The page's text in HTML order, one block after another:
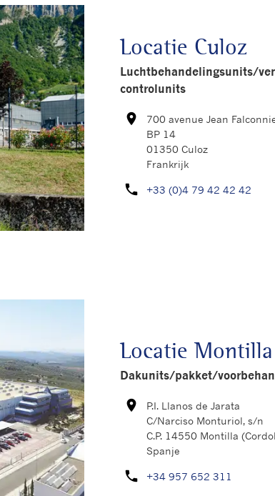
Locatie Culoz
Luchtbehandelingsunits/
controlunits
roomKaart
700 avenue Jean
BP 14
01350 Culoz
Frankrijk
phoneU kunt ons
+33 (0)4 79 42 42 42
Locatie Montilla
Dakunits/pakket/
roomKaart
P.I. Llanos de Jarata
C/Narciso Monturiol, s/n
C.P. 14550 Montilla
Spanje
phoneU kunt ons
+34 957 652 311